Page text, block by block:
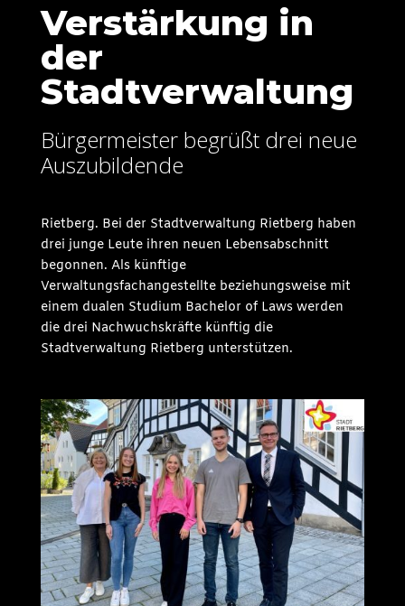
Verstärkung in
der
Stadtverwaltung
Bürgermeister begrüßt drei neue
Auszubildende
Rietberg. Bei der Stadtverwaltung Rietberg haben
drei junge Leute ihren neuen Lebensabschnitt
begonnen. Als künftige
Verwaltungsfachangestellte beziehungsweise mit
einem dualen Studium Bachelor of Laws werden
die drei Nachwuchskräfte künftig die
Stadtverwaltung Rietberg unterstützen.